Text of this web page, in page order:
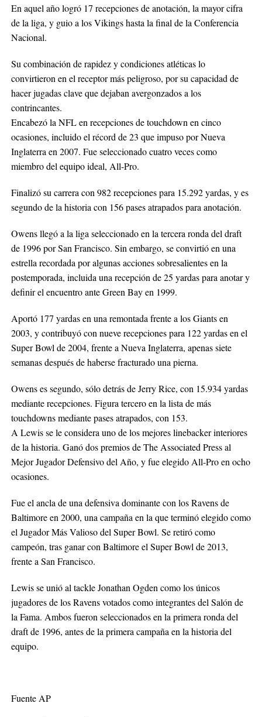
En aquel año logró 17 recepciones de anotación, la mayor cifra
de la liga, y guio a los Vikings hasta la final de la Conferencia
Nacional.
Su combinación de rapidez y condiciones atléticas lo
convirtieron en el receptor más peligroso, por su capacidad de
hacer jugadas clave que dejaban avergonzados a los
contrincantes.
Encabezó la NFL en recepciones de touchdown en cinco
ocasiones, incluido el récord de 23 que impuso por Nueva
Inglaterra en 2007. Fue seleccionado cuatro veces como
miembro del equipo ideal, All-Pro.
Finalizó su carrera con 982 recepciones para 15.292 yardas, y es
segundo de la historia con 156 pases atrapados para anotación.
Owens llegó a la liga seleccionado en la tercera ronda del draft
de 1996 por San Francisco. Sin embargo, se convirtió en una
estrella recordada por algunas acciones sobresalientes en la
postemporada, incluida una recepción de 25 yardas para anotar y
definir el encuentro ante Green Bay en 1999.
Aportó 177 yardas en una remontada frente a los Giants en
2003, y contribuyó con nueve recepciones para 122 yardas en el
Super Bowl de 2004, frente a Nueva Inglaterra, apenas siete
semanas después de haberse fracturado una pierna.
Owens es segundo, sólo detrás de Jerry Rice, con 15.934 yardas
mediante recepciones. Figura tercero en la lista de más
touchdowns mediante pases atrapados, con 153.
A Lewis se le considera uno de los mejores linebacker interiores
de la historia. Ganó dos premios de The Associated Press al
Mejor Jugador Defensivo del Año, y fue elegido All-Pro en ocho
ocasiones.
Fue el ancla de una defensiva dominante con los Ravens de
Baltimore en 2000, una campaña en la que terminó elegido como
el Jugador Más Valioso del Super Bowl. Se retiró como
campeón, tras ganar con Baltimore el Super Bowl de 2013,
frente a San Francisco.
Lewis se unió al tackle Jonathan Ogden como los únicos
jugadores de los Ravens votados como integrantes del Salón de
la Fama. Ambos fueron seleccionados en la primera ronda del
draft de 1996, antes de la primera campaña en la historia del
equipo.
Fuente AP